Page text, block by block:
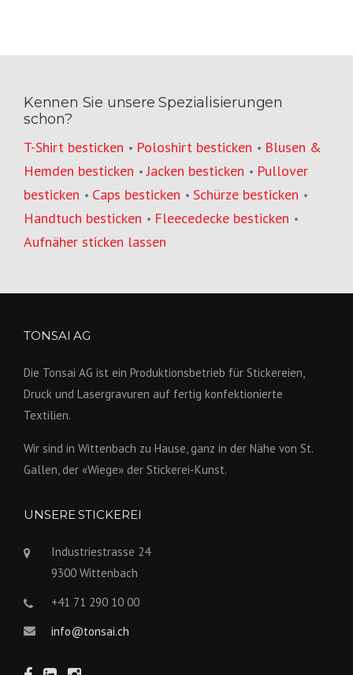
Kennen Sie unsere Spezialisierungen
schon?
T-Shirt besticken • Poloshirt besticken • Blusen &
Hemden besticken •Jacken besticken • Pullover
besticken • Caps besticken • Schürze besticken •
Handtuch besticken • Fleecedecke besticken •
Aufnäher sticken lassen
TONSAI AG
Die Tonsai AG ist ein Produktions­betrieb für Stickereien,
Druck und Lasergravuren auf fertig konfek­tionierte
Textilien.
Wir sind in Wittenbach zu Hause, ganz in der Nähe von St.
Gallen, der «Wiege» der Stickerei-Kunst.
UNSERE STICKEREI
Industriestrasse 24
9300 Wittenbach
+41 71 290 10 00
info@tonsai.ch